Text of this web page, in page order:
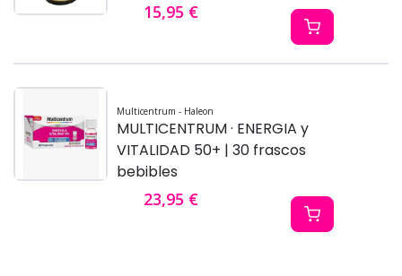
15,95 €
Multicentrum - Haleon
MULTICENTRUM · ENERGIA y
VITALIDAD 50+ | 30 frascos
bebibles
23,95 €